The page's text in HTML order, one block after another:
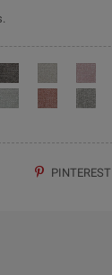
PINTEREST